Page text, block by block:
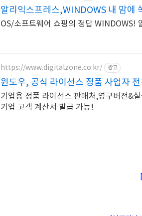
알리익스프레스,WINDOWS 내 맘에
OS/소프트웨어 쇼핑의 정답 WINDOWS!
https://www.digitalzone.co.kr/ 광고
윈도우, 공식 라이선스 정품 사업자
기업용 정품 라이선스 판매처,영구버전&
기업 고객 계산서 발급 가능!